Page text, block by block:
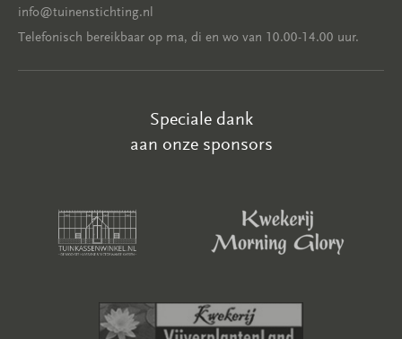
info@tuinenstichting.nl
Telefonisch bereikbaar op ma, di en wo van 10.00-14.00 uur.
Speciale dank
aan onze sponsors